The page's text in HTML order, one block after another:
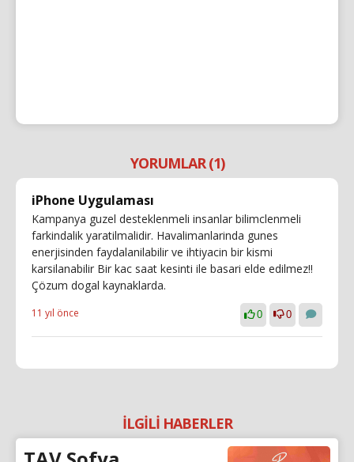
YORUMLAR (1)
iPhone Uygulaması
Kampanya guzel desteklenmeli insanlar bilimclenmeli
farkindalik yaratilmalidir. Havalimanlarinda gunes
enerjisinden faydalanilabilir ve ihtiyacin bir kismi
karsilanabilir Bir kac saat kesinti ile basari elde edilmez!!
Çözum dogal kaynaklarda.
11 yıl önce 0 0
İLGİLİ HABERLER